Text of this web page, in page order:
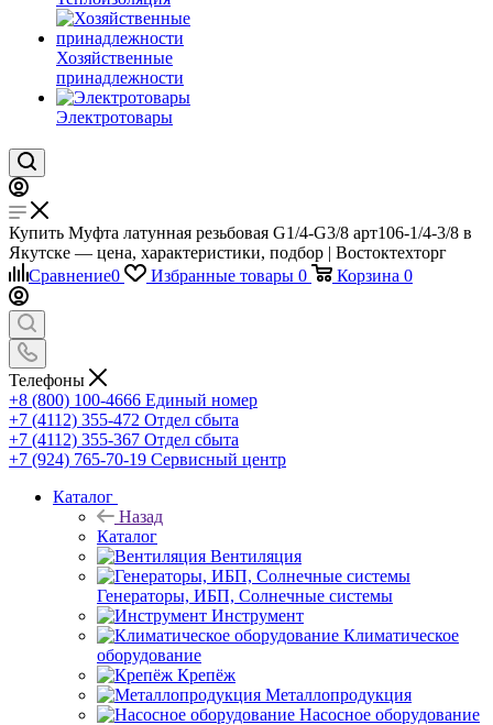
Хозяйственные
принадлежности
Электротовары
Купить Муфта латунная резьбовая G1/4-G3/8 арт106-1/4-3/8 в
Якутске — цена, характеристики, подбор | Востоктехторг
Сравнение0 Избранные товары 0 Корзина 0
Телефоны
+8 (800) 100-4666 Единый номер
+7 (4112) 355-472 Отдел сбыта
+7 (4112) 355-367 Отдел сбыта
+7 (924) 765-70-19 Сервисный центр
Каталог
Назад
Каталог
Вентиляция
Генераторы, ИБП, Солнечные системы
Инструмент
Климатическое
оборудование
Крепёж
Металлопродукция
Насосное оборудование